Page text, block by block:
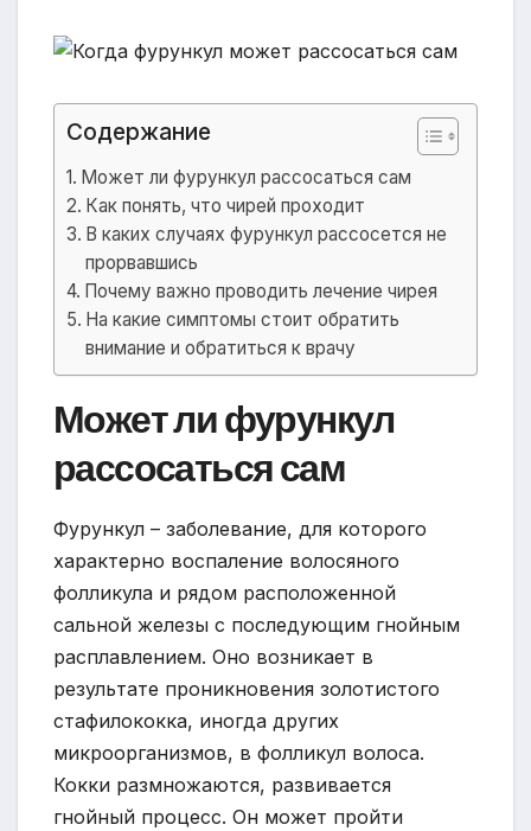
Содержание
Может ли фурункул рассосаться сам
Как понять, что чирей проходит
В каких случаях фурункул рассосется не
прорвавшись
Почему важно проводить лечение чирея
На какие симптомы стоит обратить
внимание и обратиться к врачу
Может ли фурункул
рассосаться сам
Фурункул – заболевание, для которого
характерно воспаление волосяного
фолликула и рядом расположенной
сальной железы с последующим гнойным
расплавлением. Оно возникает в
результате проникновения золотистого
стафилококка, иногда других
микроорганизмов, в фолликул волоса.
Кокки размножаются, развивается
гнойный процесс. Он может пройти